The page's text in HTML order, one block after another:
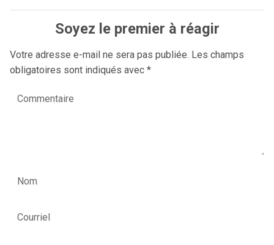
Soyez le premier à réagir
Votre adresse e-mail ne sera pas publiée. Les champs
obligatoires sont indiqués avec *
Commentaire
Nom
Courriel